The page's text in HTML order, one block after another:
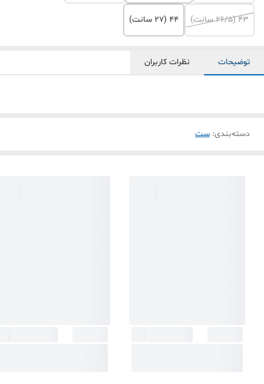
۴۳ (۲۶/۵ سانت) ۴۴ (۲۷ سانت)
توضیحات نظرات کاربران
دسته‌بندی: ست